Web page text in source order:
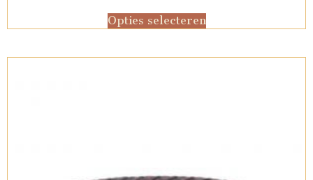
Opties selecteren